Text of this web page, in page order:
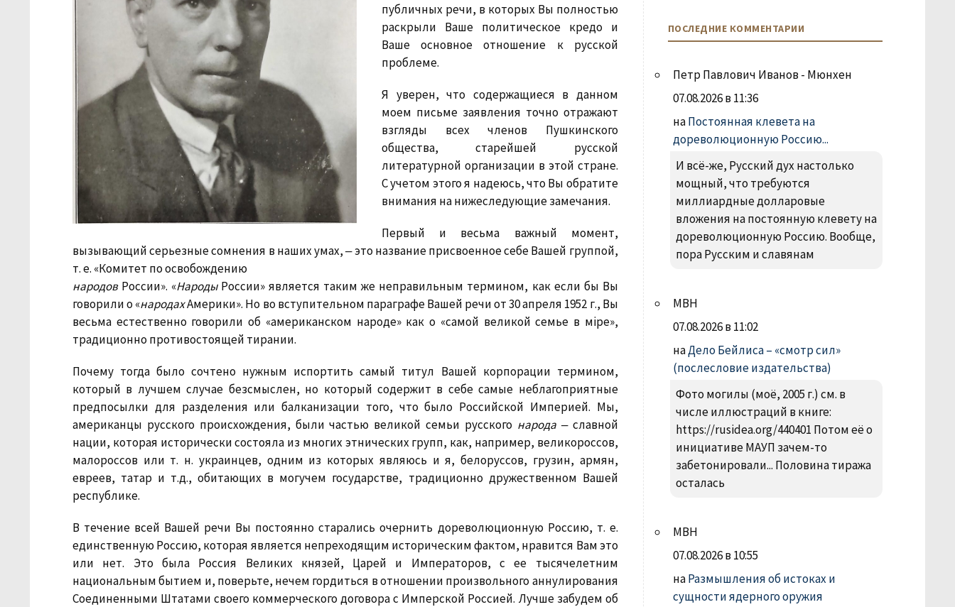
публичных речи, в которых Вы полностью
раскрыли Ваше политическое кредо и
Ваше основное отношение к русской
проблеме.
Я уверен, что содержащиеся в данном
моем письме заявления точно отражают
взгляды всех членов Пушкинского
общества, старейшей русской
литературной организации в этой стране.
С учетом этого я надеюсь, что Вы обратите
внимания на нижеследующие замечания.
Первый и весьма важный момент,
вызывающий серьезные сомнения в наших умах, ‒ это название присвоенное себе Вашей группой,
т. е. «Комитет по освобождению
народовРоссии». «НародыРоссии» является таким же неправильным термином, как если бы Вы
говорили о «народахАмерики». Но во вступительном параграфе Вашей речи от 30 апреля 1952 г., Вы
весьма естественно говорили об «американском народе» как о «самой великой семье в мiре»,
традиционно противостоящей тирании.
Почему тогда было сочтено нужным испортить самый титул Вашей корпорации термином,
который в лучшем случае безсмыслен, но который содержит в себе самые неблагоприятные
предпосылки для разделения или балканизации того, что было Российской Империей. Мы,
американцы русского происхождения, были частью великой семьи русского народа‒ славной
нации, которая исторически состояла из многих этнических групп, как, например, великороссов,
малороссов или т. н. украинцев, одним из которых являюсь и я, белоруссов, грузин, армян,
евреев, татар и т.д., обитающих в могучем государстве, традиционно дружественном Вашей
республике.
В течение всей Вашей речи Вы постоянно старались очернить дореволюционную Россию, т. е.
единственную Россию, которая является непреходящим историческим фактом, нравится Вам это
или нет. Это была Россия Великих князей, Царей и Императоров, с ее тысячелетним
национальным бытием и, поверьте, нечем гордиться в отношении произвольного аннулирования
Соединенными Штатами своего коммерческого договора с Имперской Россией. Лучше забудем об
ПОСЛЕДНИЕ КОММЕНТАРИИ
Петр Павлович Иванов - Мюнхен
07.08.2026 в 11:36
наПостоянная клевета на
дореволюционную Россию...
И всё-же, Русский дух настолько
мощный, что требуются
миллиардные долларовые
вложения на постоянную клевету на
дореволюционную Россию. Вообще,
пора Русским и славянам
МВН
07.08.2026 в 11:02
наДело Бейлиса – «смотр сил»
(послесловие издательства)
Фото могилы (моё, 2005 г.) см. в
числе иллюстраций в книге:
https://rusidea.org/440401 Потом её о
инициативе МАУП зачем-то
забетонировали... Половина тиража
осталась
МВН
07.08.2026 в 10:55
наРазмышления об истоках и
сущности ядерного оружия